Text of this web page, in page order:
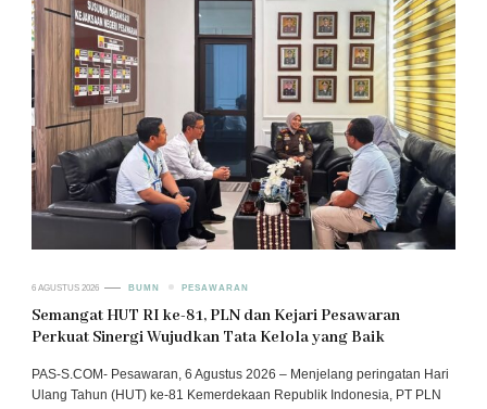
6 AGUSTUS 2026 BUMN PESAWARAN
Semangat HUT RI ke-81, PLN dan Kejari Pesawaran
Perkuat Sinergi Wujudkan Tata Kelola yang Baik
PAS-S.COM- Pesawaran, 6 Agustus 2026 – Menjelang peringatan Hari
Ulang Tahun (HUT) ke-81 Kemerdekaan Republik Indonesia, PT PLN